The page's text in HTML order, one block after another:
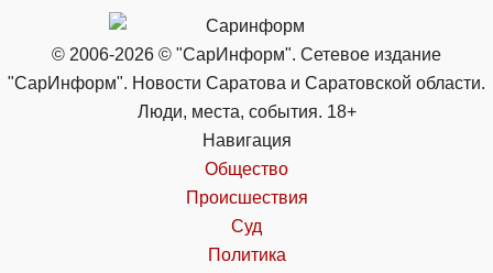
© 2006-2026 © "СарИнформ". Сетевое издание
"СарИнформ". Новости Саратова и Саратовской области.
Люди, места, события. 18+
Навигация
Общество
Происшествия
Суд
Политика